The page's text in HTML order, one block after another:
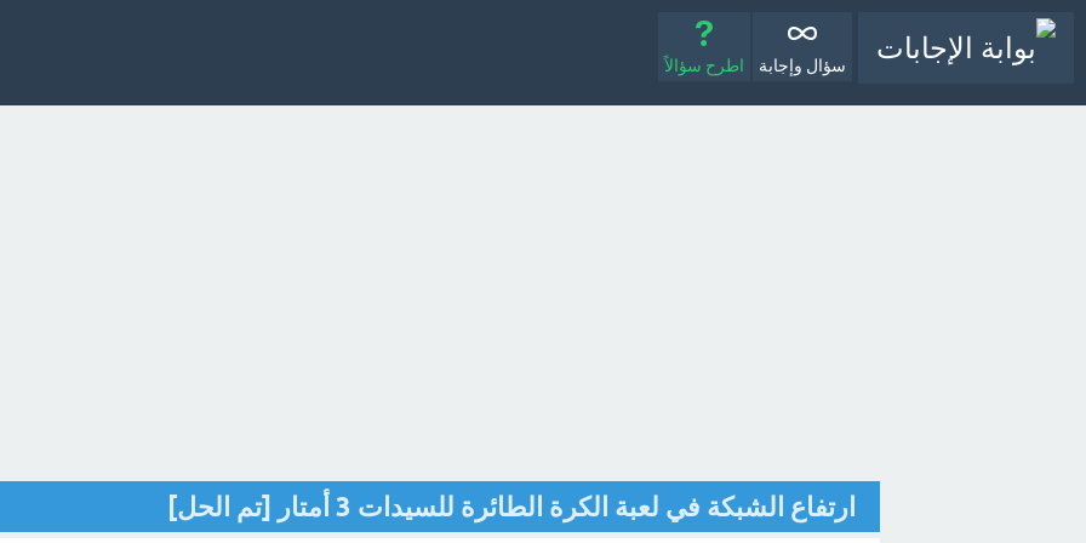
سؤال وإجابة اطرح سؤالاً
ارتفاع الشبكة في لعبة الكرة الطائرة للسيدات 3 أمتار [تم الحل]